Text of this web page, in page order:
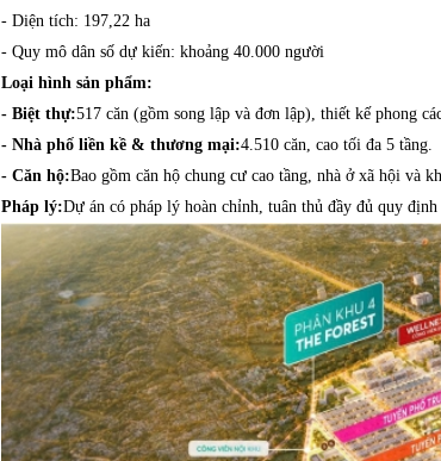
- Diện tích: 197,22 ha
- Quy mô dân số dự kiến: khoảng 40.000 người
Loại hình sản phẩm:
- Biệt thự:517 căn (gồm song lập và đơn lập), thiết kế phong
- Nhà phố liền kề & thương mại:4.510 căn, cao tối đa 5 tầng.
- Căn hộ:Bao gồm căn hộ chung cư cao tầng, nhà ở xã hội và
Pháp lý:Dự án có pháp lý hoàn chỉnh, tuân thủ đầy đủ quy